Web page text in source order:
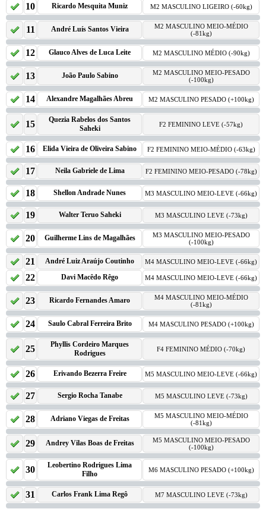
10 Ricardo Mesquita Muniz M2 MASCULINO LIGEIRO (-60kg)
11 André Luís Santos Vieira
M2 MASCULINO MEIO-MÉDIO
(-81kg)
12 Glauco Alves de Luca Leite M2 MASCULINO MÉDIO (-90kg)
13 João Paulo Sabino
M2 MASCULINO MEIO-PESADO
(-100kg)
14 Alexandre Magalhães Abreu M2 MASCULINO PESADO (+100kg)
15
Quezia Rabelos dos Santos
Saheki
F2 FEMININO LEVE (-57kg)
16 Elida Vieira de Oliveira Sabino F2 FEMININO MEIO-MÉDIO (-63kg)
17 Neila Gabriele de Lima F2 FEMININO MEIO-PESADO (-78kg)
18 Shellon Andrade Nunes M3 MASCULINO MEIO-LEVE (-66kg)
19 Walter Teruo Saheki M3 MASCULINO LEVE (-73kg)
20 Guilherme Lins de Magalhães
M3 MASCULINO MEIO-PESADO
(-100kg)
21 André Luiz Araújo Coutinho M4 MASCULINO MEIO-LEVE (-66kg)
22 Davi Macêdo Rêgo M4 MASCULINO MEIO-LEVE (-66kg)
23 Ricardo Fernandes Amaro
M4 MASCULINO MEIO-MÉDIO
(-81kg)
24 Saulo Cabral Ferreira Brito M4 MASCULINO PESADO (+100kg)
25
Phyllis Cordeiro Marques
Rodrigues
F4 FEMININO MÉDIO (-70kg)
26 Erivando Bezerra Freire M5 MASCULINO MEIO-LEVE (-66kg)
27 Sergio Rocha Tanabe M5 MASCULINO LEVE (-73kg)
28 Adriano Viegas de Freitas
M5 MASCULINO MEIO-MÉDIO
(-81kg)
29 Andrey Vilas Boas de Freitas
M5 MASCULINO MEIO-PESADO
(-100kg)
30
Leobertino Rodrigues Lima
Filho
M6 MASCULINO PESADO (+100kg)
31 Carlos Frank Lima Regô M7 MASCULINO LEVE (-73kg)